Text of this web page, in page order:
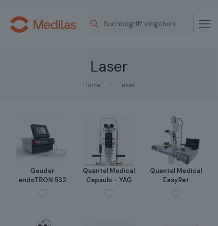
Laser
Home Laser
Geuder
endoTRON 532
Quantel Medical
Capsulo – YAG
Quantel Medical
EasyRet